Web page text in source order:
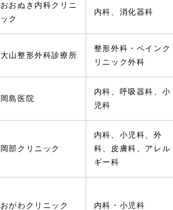
おおぬき内科クリニ
ック
内科、消化器科
大山整形外科診療所
整形外科・ペインク
リニック外科
岡島医院
内科、呼吸器科、小
児科
岡部クリニック
内科、小児科、外
科、皮膚科、アレル
ギー科
おがわクリニック 内科・小児科